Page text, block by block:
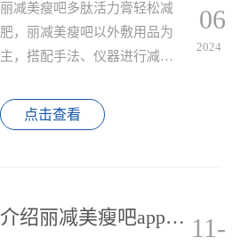
丽减美瘦吧多肽活力膏轻松减
肥，丽减美瘦吧以外敷用品为
主，搭配手法、仪器进行减
品，通过外用、内服以及养成
良好的健康生活习惯去减肥。
点击查看
06
2024
介绍丽减美瘦吧app叫什么？ 11-